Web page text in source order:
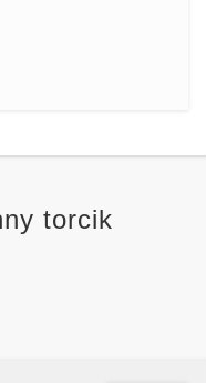
torcik